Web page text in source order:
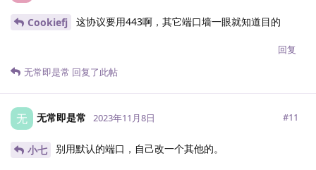
Cookiefj 这协议要用443啊，其它端口墙一眼就知道目的
回复
无常即是常 回复了此帖
无 无常即是常 2023年11月8日 #11
小七 别用默认的端口，自己改一个其他的。